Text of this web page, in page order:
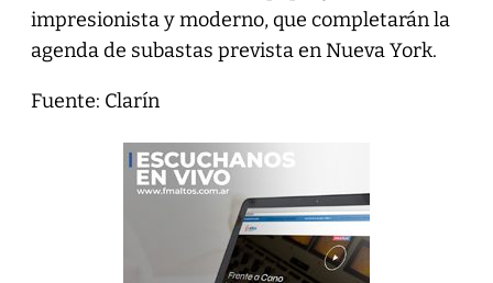
impresionista y moderno, que completarán la
agenda de subastas prevista en Nueva York.
Fuente: Clarín